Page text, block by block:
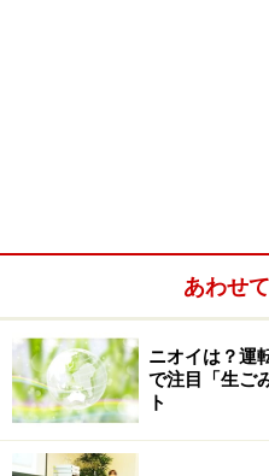
あわせ
ニオイは？運
で注目「生ご
ト